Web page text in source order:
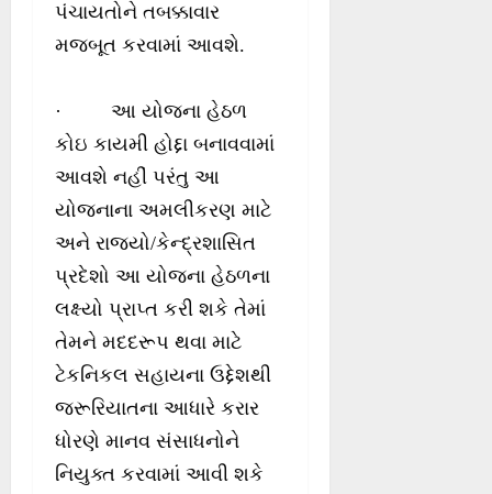
પંચાયતોને તબક્કાવાર
મજબૂત કરવામાં આવશે.
· આ યોજના હેઠળ
કોઇ કાયમી હોદ્દા બનાવવામાં
આવશે નહીં પરંતુ આ
યોજનાના અમલીકરણ માટે
અને રાજ્યો/કેન્દ્રશાસિત
પ્રદેશો આ યોજના હેઠળના
લક્ષ્યો પ્રાપ્ત કરી શકે તેમાં
તેમને મદદરૂપ થવા માટે
ટેકનિકલ સહાયના ઉદ્દેશથી
જરૂરિયાતના આધારે કરાર
ધોરણે માનવ સંસાધનોને
નિયુક્ત કરવામાં આવી શકે